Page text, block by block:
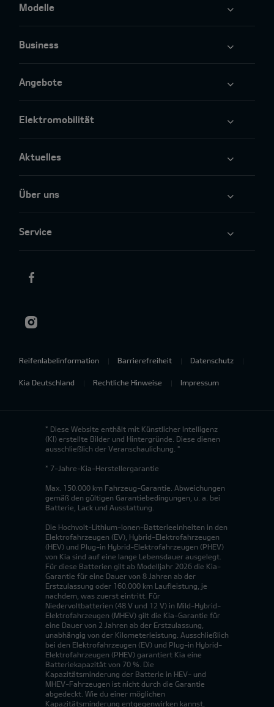
Modelle
Business
Angebote
Elektromobilität
Aktuelles
Über uns
Service
Reifenlabelinformation Barrierefreiheit Datenschutz
Kia Deutschland Rechtliche Hinweise Impressum
* Diese Website enthält mit Künstlicher Intelligenz
(KI) erstellte Bilder und Hintergründe. Diese dienen
ausschließlich der Veranschaulichung. *
* 7-Jahre-Kia-Herstellergarantie
Max. 150.000 km Fahrzeug-Garantie. Abweichungen
gemäß den gültigen Garantiebedingungen, u. a. bei
Batterie, Lack und Ausstattung.
Die Hochvolt-Lithium-Ionen-Batterieeinheiten in den
Elektrofahrzeugen (EV), Hybrid-Elektrofahrzeugen
(HEV) und Plug-in Hybrid-Elektrofahrzeugen (PHEV)
von Kia sind auf eine lange Lebensdauer ausgelegt.
Für diese Batterien gilt ab Modelljahr 2026 die Kia-
Garantie für eine Dauer von 8 Jahren ab der
Erstzulassung oder 160.000 km Laufleistung, je
nachdem, was zuerst eintritt. Für
Niedervoltbatterien (48 V und 12 V) in Mild-Hybrid-
Elektrofahrzeugen (MHEV) gilt die Kia-Garantie für
eine Dauer von 2 Jahren ab der Erstzulassung,
unabhängig von der Kilometerleistung. Ausschließlich
bei den Elektrofahrzeugen (EV) und Plug-in Hybrid-
Elektrofahrzeugen (PHEV) garantiert Kia eine
Batteriekapazität von 70 %. Die
Kapazitätsminderung der Batterie in HEV- und
MHEV-Fahrzeugen ist nicht durch die Garantie
abgedeckt. Wie du einer möglichen
Kapazitätsminderung entgegenwirken kannst,